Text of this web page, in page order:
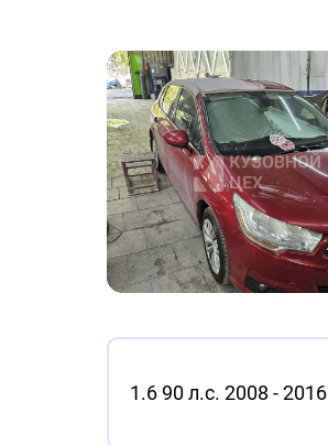
1.6 90 л.с. 2008 - 2016